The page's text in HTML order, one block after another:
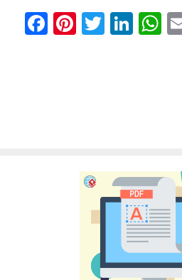
Facebook
Pinterest
Twitter